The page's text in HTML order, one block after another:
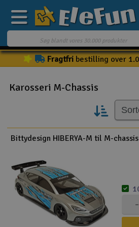
Ugens tilbud
Outlet
3D-print
Batteri & ladere
Biler
Fragtfribestilling over
Karosseri M-Chassis
Bittydesign HIBERYA-M til M-
-